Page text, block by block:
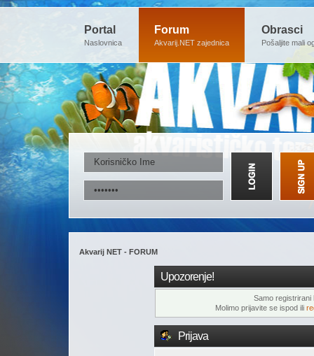
Portal
Naslovnica
Forum
Akvarij.NET zajednica
Obrasci
Pošaljite mali
Akvarij NET - FORUM
Upozorenje!
Samo registrirani
Molimo prijavite se ispod ili
Prijava